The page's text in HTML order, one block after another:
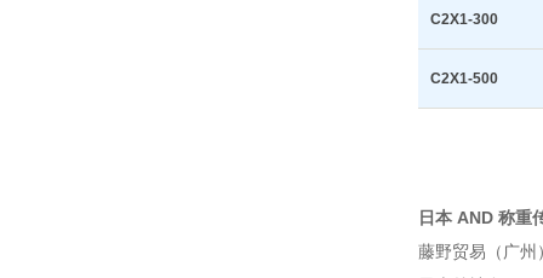
C2X1-300
C2X1-500
日本 AND 称重
藤野贸易（广州